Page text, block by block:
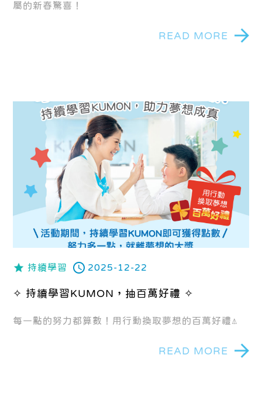
屬的新春驚喜！
READ MORE
持續學習 2025-12-22
✧ 持續學習KUMON，抽百萬好禮 ✧
每一點的努力都算數！用行動換取夢想的百萬好禮⍋
READ MORE